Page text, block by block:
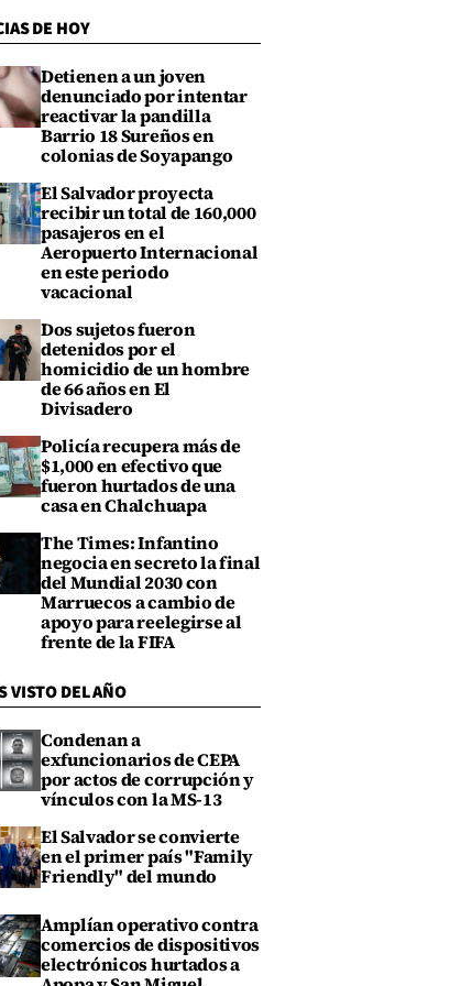
DE HOY
Detienen a un joven
denunciado por intentar
reactivar la pandilla
Barrio 18 Sureños en
colonias de Soyapango
El Salvador proyecta
recibir un total de 160,000
pasajeros en el
Aeropuerto Internacional
en este periodo
vacacional
Dos sujetos fueron
detenidos por el
homicidio de un hombre
de 66 años en El
Divisadero
Policía recupera más de
$1,000 en efectivo que
fueron hurtados de una
casa en Chalchuapa
The Times: Infantino
negocia en secreto la final
del Mundial 2030 con
Marruecos a cambio de
apoyo para reelegirse al
frente de la FIFA
VISTO DEL AÑO
Condenan a
exfuncionarios de CEPA
por actos de corrupción y
vínculos con la MS-13
El Salvador se convierte
en el primer país "Family
Friendly" del mundo
Amplían operativo contra
comercios de dispositivos
electrónicos hurtados a